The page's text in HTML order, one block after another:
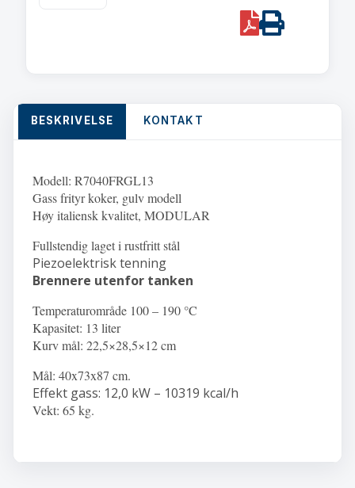
PDFPrint
BESKRIVELSE KONTAKT
Modell: R7040FRGL13
Gass frityr koker, gulv modell
Høy italiensk kvalitet, MODULAR
Fullstendig laget i rustfritt stål
Piezoelektrisk tenning
Brennere utenfor tanken
Temperaturområde 100 – 190 °C
Kapasitet: 13 liter
Kurv mål: 22,5×28,5×12 cm
Mål: 40x73x87 cm.
Effekt gass: 12,0 kW – 10319 kcal/h
Vekt: 65 kg.